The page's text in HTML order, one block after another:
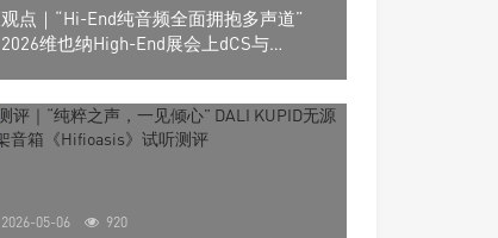
观点｜“Hi-End纯音频全面拥抱多声道”
2026维也纳High-End展会上dCS与
2026-05-06 920